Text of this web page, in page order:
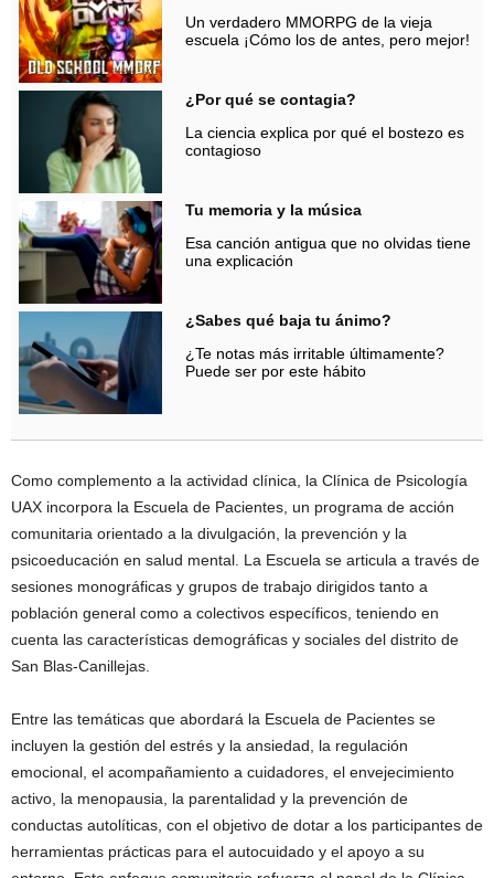
Un verdadero MMORPG de la vieja
escuela ¡Cómo los de antes, pero mejor!
¿Por qué se contagia?
La ciencia explica por qué el bostezo es
contagioso
Tu memoria y la música
Esa canción antigua que no olvidas tiene
una explicación
¿Sabes qué baja tu ánimo?
¿Te notas más irritable últimamente?
Puede ser por este hábito
Como complemento a la actividad clínica, la Clínica de Psicología
UAX incorpora la Escuela de Pacientes, un programa de acción
comunitaria orientado a la divulgación, la prevención y la
psicoeducación en salud mental. La Escuela se articula a través de
sesiones monográficas y grupos de trabajo dirigidos tanto a
población general como a colectivos específicos, teniendo en
cuenta las características demográficas y sociales del distrito de
San Blas-Canillejas.
Entre las temáticas que abordará la Escuela de Pacientes se
incluyen la gestión del estrés y la ansiedad, la regulación
emocional, el acompañamiento a cuidadores, el envejecimiento
activo, la menopausia, la parentalidad y la prevención de
conductas autolíticas, con el objetivo de dotar a los participantes de
herramientas prácticas para el autocuidado y el apoyo a su